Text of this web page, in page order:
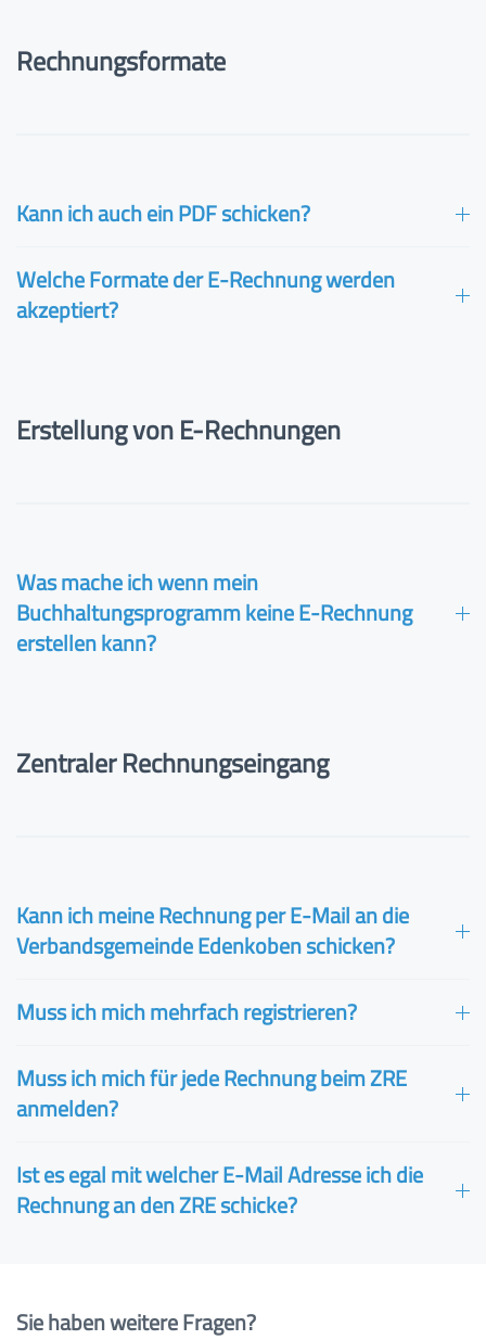
Rechnungsformate
Kann ich auch ein PDF schicken?
Welche Formate der E-Rechnung werden
akzeptiert?
Erstellung von E-Rechnungen
Was mache ich wenn mein
Buchhaltungsprogramm keine E-Rechnung
erstellen kann?
Zentraler Rechnungseingang
Kann ich meine Rechnung per E-Mail an die
Verbandsgemeinde Edenkoben schicken?
Muss ich mich mehrfach registrieren?
Muss ich mich für jede Rechnung beim ZRE
anmelden?
Ist es egal mit welcher E-Mail Adresse ich die
Rechnung an den ZRE schicke?
Sie haben weitere Fragen?